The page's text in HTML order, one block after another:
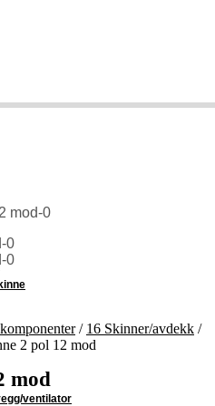
ventilator
/ 16 Skinner/avdekk /
2 pol 12 mod
mod